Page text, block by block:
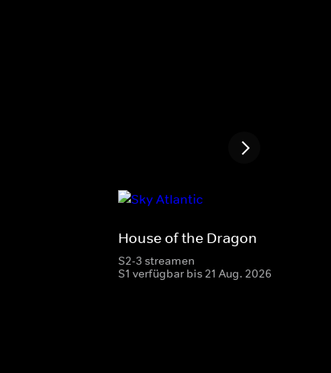
House of the Dragon
S2-3 streamen
S1 verfügbar bis 21 Aug. 2026